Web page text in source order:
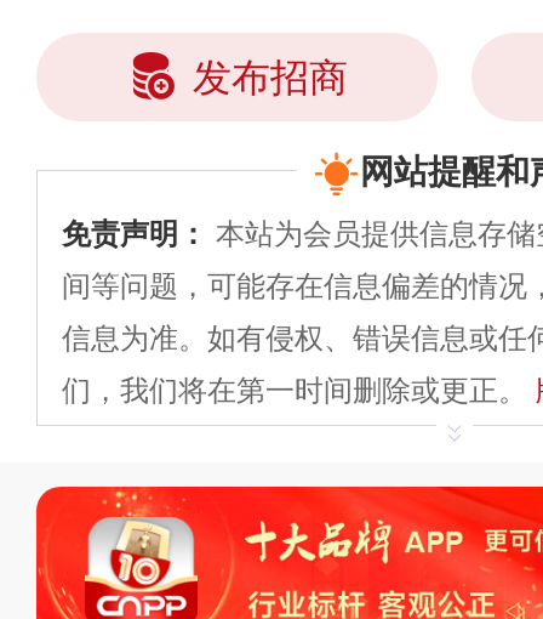
发布招商
网站提醒和
免责声明： 本站为会员提供信息存
间等问题，可能存在信息偏差的情况
信息为准。如有侵权、错误信息或任
们，我们将在第一时间删除或更正。
平台自有内容（文字
标、LOGO 等）知识产权归本站所
复制、转载、商用。本站不生产产
不代理、不招商、不提供中介服务。